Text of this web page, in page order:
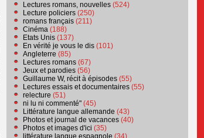
Lectures romans, nouvelles (524)
Lecture policiers (250)
romans français (211)
Cinéma (188)
Etats Unis (137)
En vérité je vous le dis (101)
Angleterre (85)
Lectures romans (67)
Jeux et parodies (56)
Guillaume W, récit à épisodes (55)
Lectures essais et documentaires (55)
relecture (51)
ni lu ni commenté" (45)
Littérature langue allemande (43)
Photos et journal de vacances (40)
Photos et images d'ici (35)
littérature langue espagnole (34)